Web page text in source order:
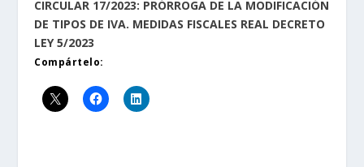
CIRCULAR 17/2023: PRÓRROGA DE LA MODIFICACIÓN
DE TIPOS DE IVA. MEDIDAS FISCALES REAL DECRETO
LEY 5/2023
Compártelo: